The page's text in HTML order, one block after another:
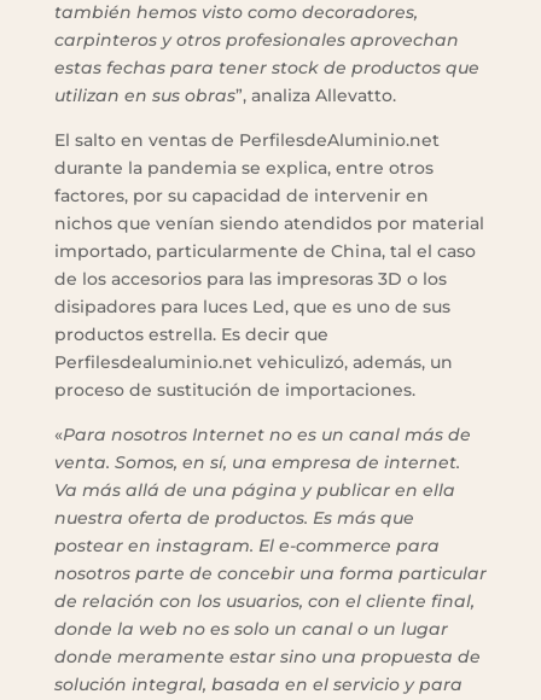
también hemos visto como decoradores,
carpinteros y otros profesionales aprovechan
estas fechas para tener stock de productos que
utilizan en sus obras”, analiza Allevatto.
El salto en ventas de PerfilesdeAluminio.net
durante la pandemia se explica, entre otros
factores, por su capacidad de intervenir en
nichos que venían siendo atendidos por material
importado, particularmente de China, tal el caso
de los accesorios para las impresoras 3D o los
disipadores para luces Led, que es uno de sus
productos estrella. Es decir que
Perfilesdealuminio.net vehiculizó, además, un
proceso de sustitución de importaciones.
«Para nosotros Internet no es un canal más de
venta. Somos, en sí, una empresa de internet.
Va más allá de una página y publicar en ella
nuestra oferta de productos. Es más que
postear en instagram. El e-commerce para
nosotros parte de concebir una forma particular
de relación con los usuarios, con el cliente final,
donde la web no es solo un canal o un lugar
donde meramente estar sino una propuesta de
solución integral, basada en el servicio y para